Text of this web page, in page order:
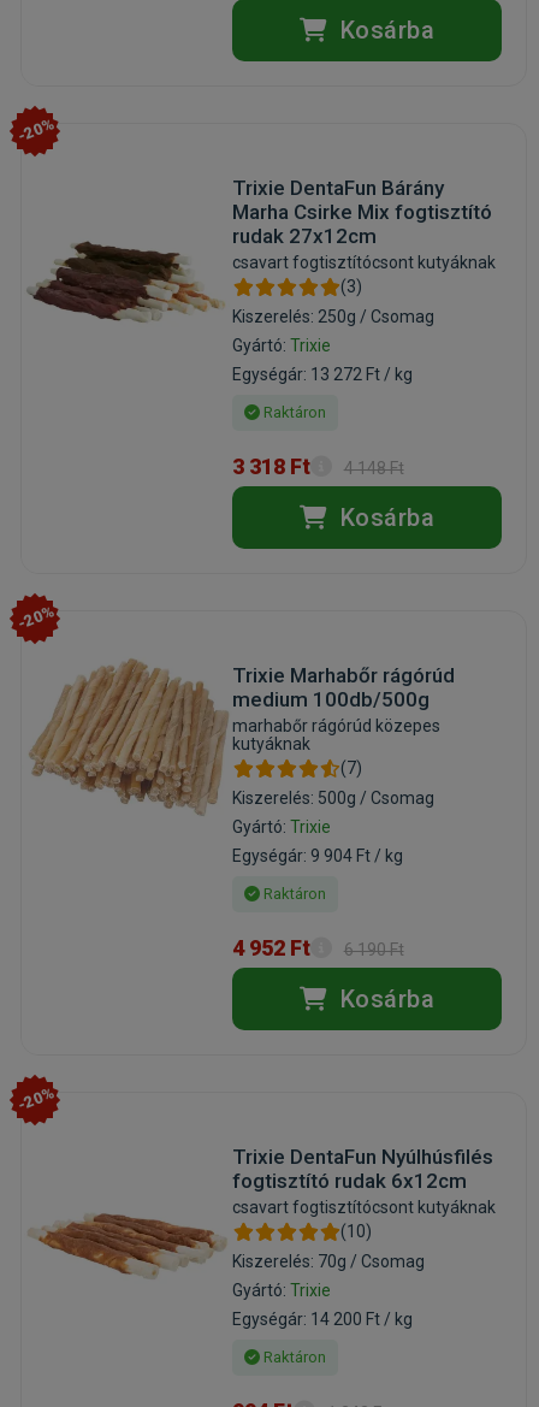
Kosárba
-20%
Trixie DentaFun Bárány
Marha Csirke Mix fogtisztító
rudak 27x12cm
csavart fogtisztítócsont kutyáknak
(3)
Kiszerelés: 250g / Csomag
Gyártó: Trixie
Egységár: 13 272 Ft / kg
Raktáron
3 318 Ft 4 148 Ft
Kosárba
-20%
Trixie Marhabőr rágórúd
medium 100db/500g
marhabőr rágórúd közepes
kutyáknak
(7)
Kiszerelés: 500g / Csomag
Gyártó: Trixie
Egységár: 9 904 Ft / kg
Raktáron
4 952 Ft 6 190 Ft
Kosárba
-20%
Trixie DentaFun Nyúlhúsfilés
fogtisztító rudak 6x12cm
csavart fogtisztítócsont kutyáknak
(10)
Kiszerelés: 70g / Csomag
Gyártó: Trixie
Egységár: 14 200 Ft / kg
Raktáron